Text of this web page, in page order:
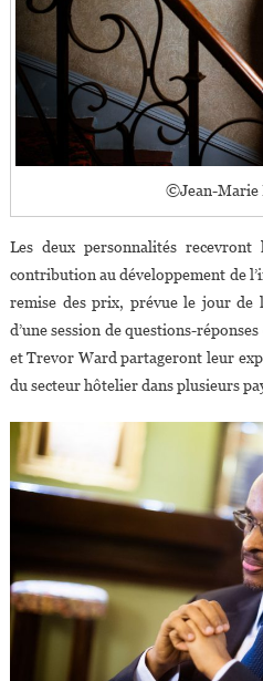
©Jean-Marie
Les deux personnalités
contribution au développement de
remise des prix, prévue le jour
d’une session de questions-
et Trevor Ward partageront leur
du secteur hôtelier dans plusieurs